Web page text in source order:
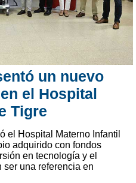
un nuevo
el Hospital
Tigre
el Hospital Materno Infantil
adquirido con fondos
en tecnología y el
una referencia en